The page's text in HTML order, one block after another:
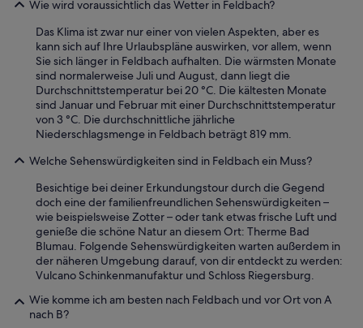
Wie wird voraussichtlich das Wetter in Feldbach?
Das Klima ist zwar nur einer von vielen Aspekten, aber es
kann sich auf Ihre Urlaubspläne auswirken, vor allem, wenn
Sie sich länger in Feldbach aufhalten. Die wärmsten Monate
sind normalerweise Juli und August, dann liegt die
Durchschnittstemperatur bei 20 °C. Die kältesten Monate
sind Januar und Februar mit einer Durchschnittstemperatur
von 3 °C. Die durchschnittliche jährliche
Niederschlagsmenge in Feldbach beträgt 819 mm.
Welche Sehenswürdigkeiten sind in Feldbach ein Muss?
Besichtige bei deiner Erkundungstour durch die Gegend
doch eine der familienfreundlichen Sehenswürdigkeiten –
wie beispielsweise Zotter – oder tank etwas frische Luft und
genieße die schöne Natur an diesem Ort: Therme Bad
Blumau. Folgende Sehenswürdigkeiten warten außerdem in
der näheren Umgebung darauf, von dir entdeckt zu werden:
Vulcano Schinkenmanufaktur und Schloss Riegersburg.
Wie komme ich am besten nach Feldbach und vor Ort von A
nach B?